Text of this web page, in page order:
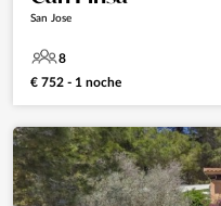
San Jose
8
€ 752 - 1 noche